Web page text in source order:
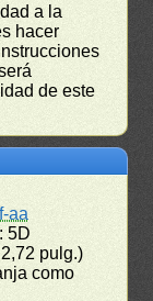
a la
hacer
de este
aa
: 5D
pulg.)
como